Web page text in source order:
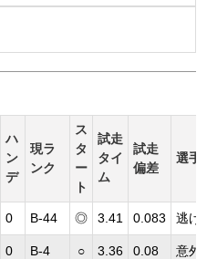
ハ
ン
デ
現ラ
ンク
ス
タ
ー
ト
試走
タイ
ム
試走
偏差
選手
0 B-44 ◎ 3.41 0.083 逃げ
0 B-4 ○ 3.36 0.08 意外